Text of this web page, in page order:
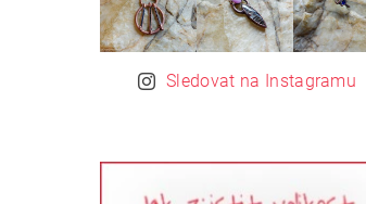
Sledovat na Instagramu